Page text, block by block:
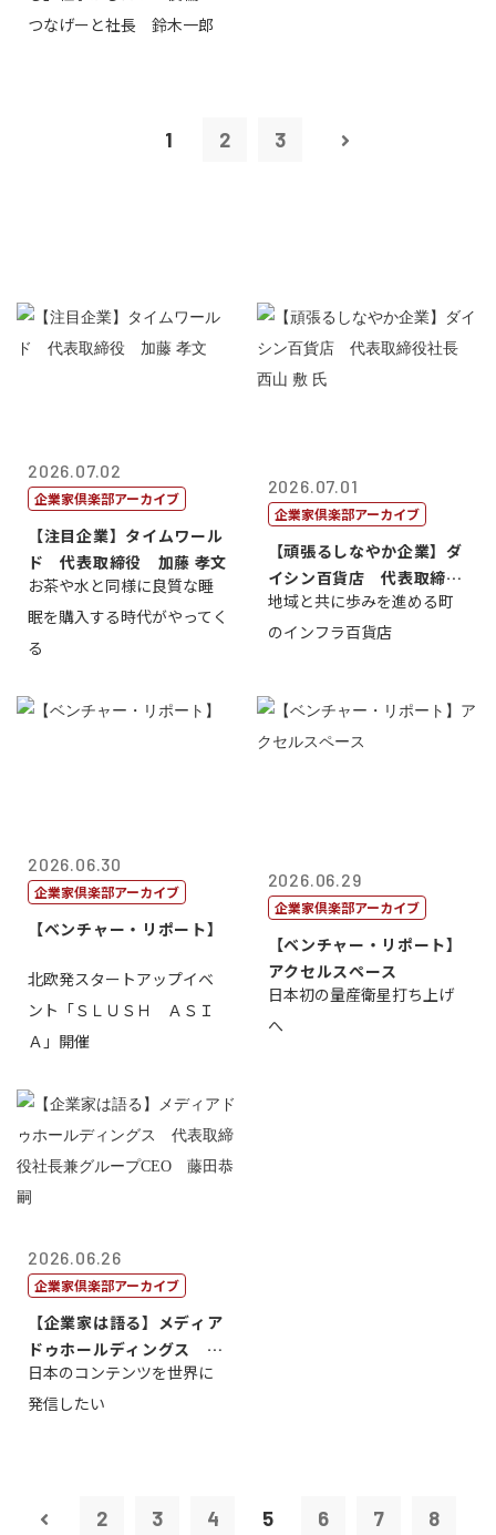
つなげーと社長 鈴木一郎
1 2 3
2026.07.02
企業家倶楽部アーカイブ
【注目企業】タイムワール
ド 代表取締役 加藤 孝文
お茶や水と同様に良質な睡
眠を購入する時代がやってく
る
2026.07.01
企業家倶楽部アーカイブ
【頑張るしなやか企業】ダ
イシン百貨店 代表取締役
社長 西山 ...
地域と共に歩みを進める町
のインフラ百貨店
2026.06.30
企業家倶楽部アーカイブ
【ベンチャー・リポート】
北欧発スタートアップイベ
ント「ＳＬＵＳＨ ＡＳＩ
Ａ」開催
2026.06.29
企業家倶楽部アーカイブ
【ベンチャー・リポート】
アクセルスペース
日本初の量産衛星打ち上げ
へ
2026.06.26
企業家倶楽部アーカイブ
【企業家は語る】メディア
ドゥホールディングス 代
表取締役社長...
日本のコンテンツを世界に
発信したい
2 3 4 5 6 7 8